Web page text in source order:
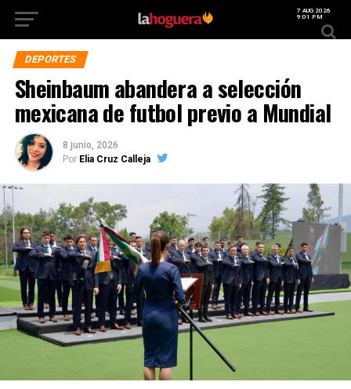
7 AUG 2026
9:01 PM
DEPORTES
Sheinbaum abandera a selección
mexicana de futbol previo a Mundial
8 junio, 2026
Por Elia Cruz Calleja